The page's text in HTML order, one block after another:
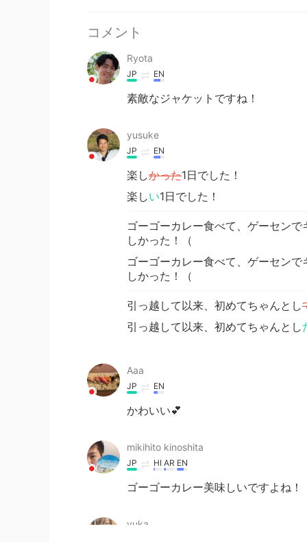
コメント
Ryota
JP EN
素敵なジャケットですね！
yusuke
JP EN
楽しかった1日でした！
楽しい1日でした！
ゴーゴーカレー食べて、ゲーセン
しかった！（
ゴーゴーカレー食べて、ゲーセン
しかった！（
引っ越して以来、初めてちゃんとし
引っ越して以来、初めてちゃんとし
Aaa
JP EN
かわいい💕
mikihito kinoshita
JP HI AR EN
ゴーゴーカレー美味しいですよね
yuka